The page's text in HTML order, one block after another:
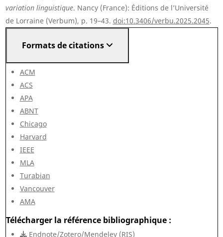
variation linguistique. Nancy (France): Éditions de l’Université
de Lorraine (Verbum), p. 19–43. doi:10.3406/verbu.2025.2045.
Formats de citations
ACM
ACS
APA
ABNT
Chicago
Harvard
IEEE
MLA
Turabian
Vancouver
AMA
Télécharger la référence bibliographique
Endnote/Zotero/Mendeley (RIS)